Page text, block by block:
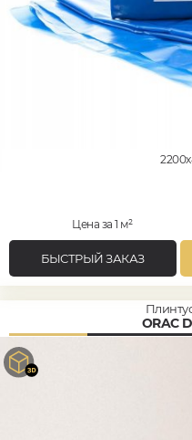
Цена за 1 м²
БЫСТРЫЙ ЗАКАЗ
ORAC